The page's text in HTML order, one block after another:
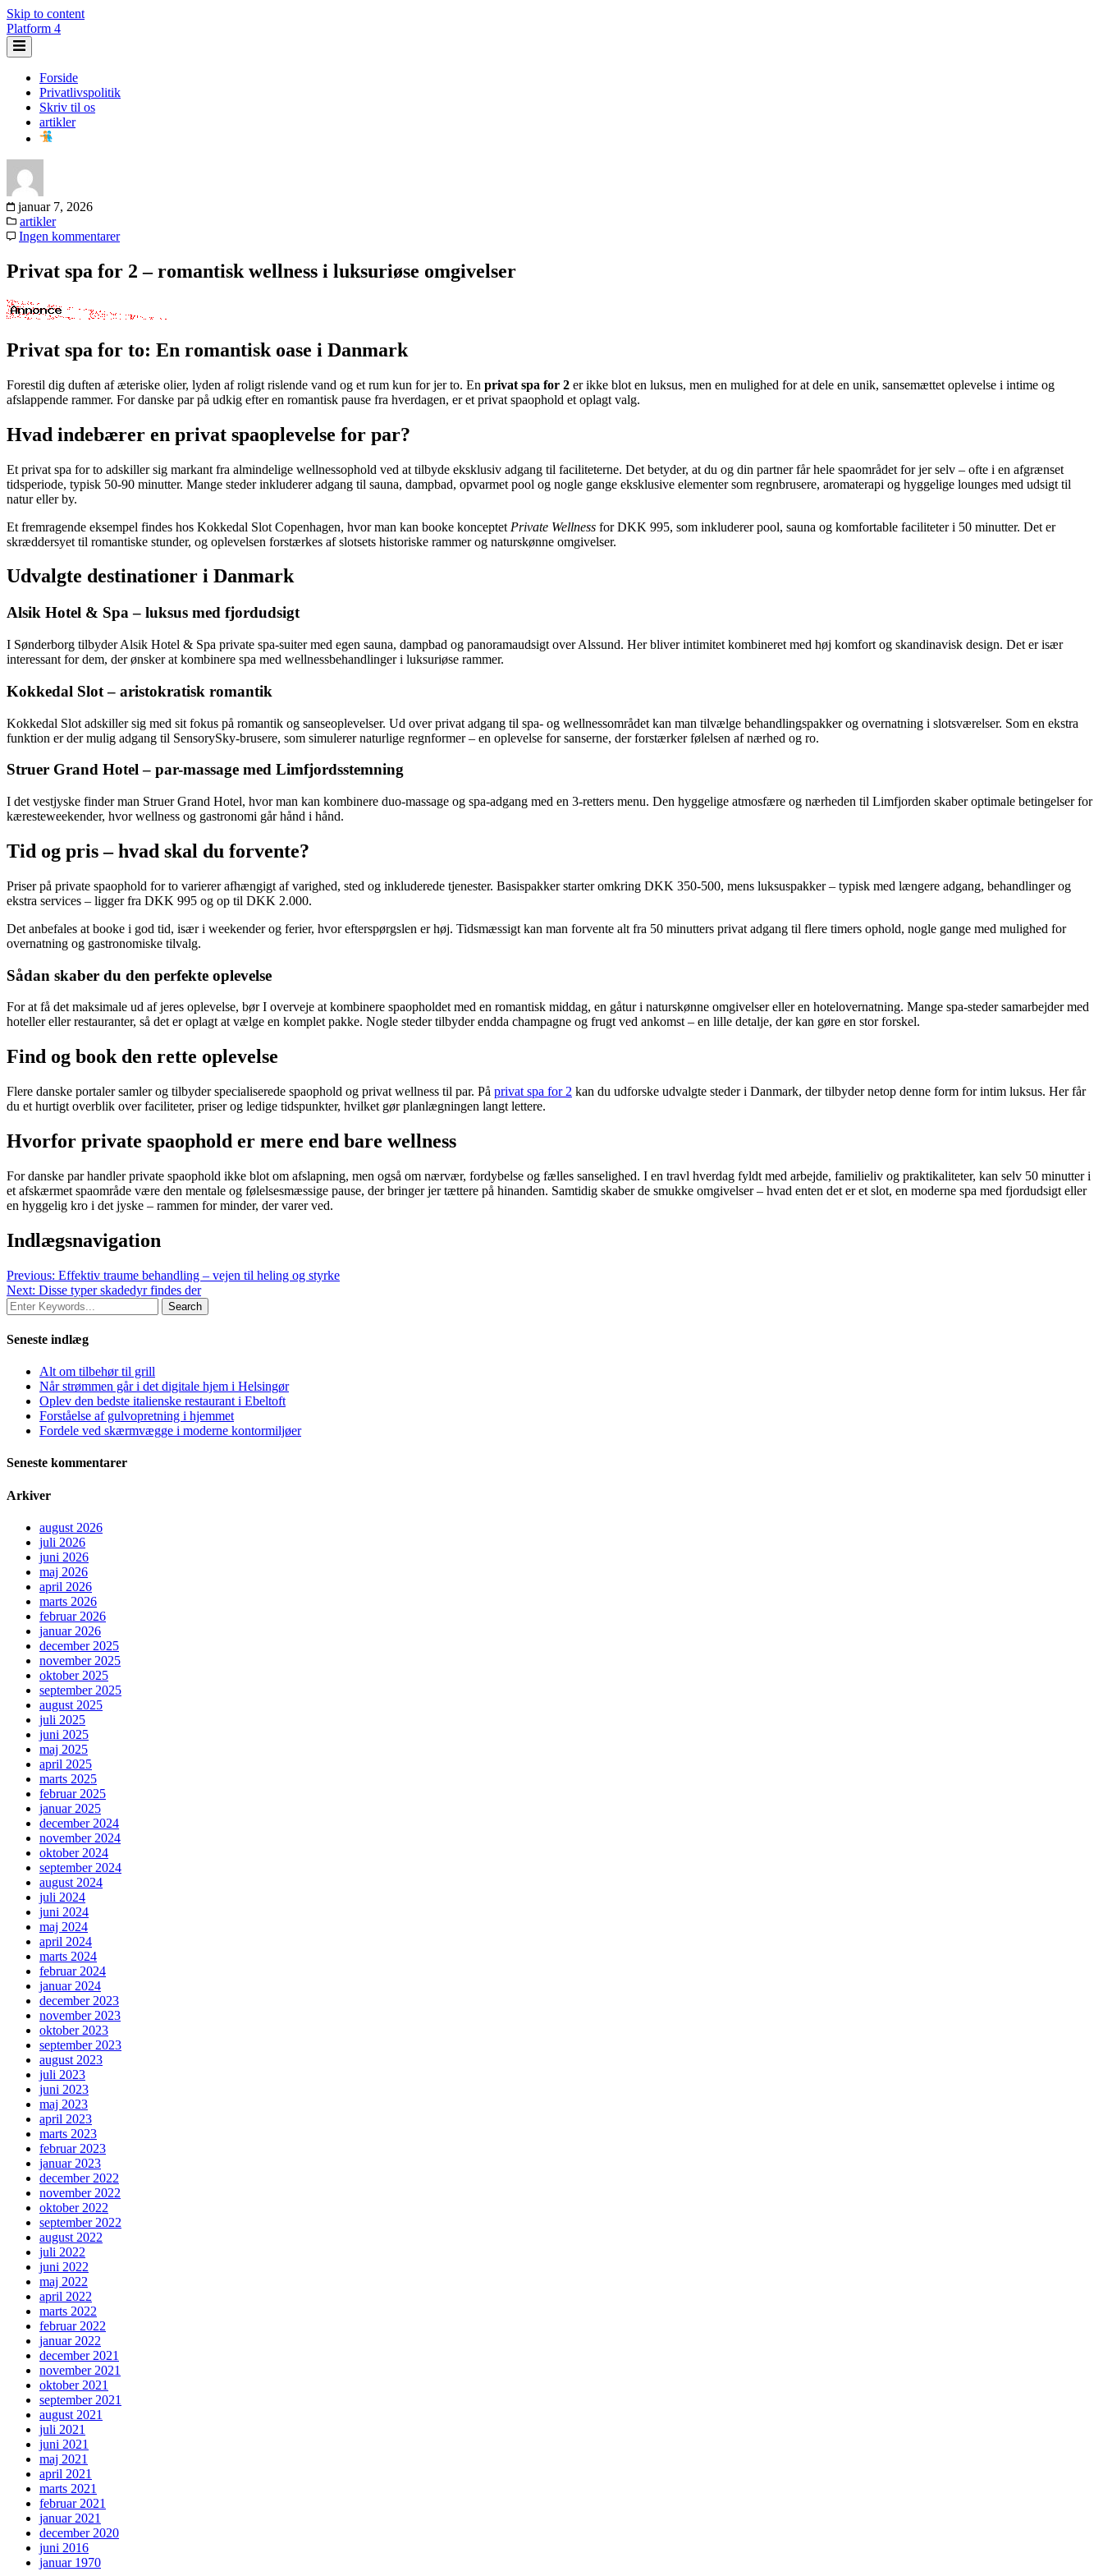
Skip to content
Platform 4
Forside
Privatlivspolitik
Skriv til os
artikler
januar 7, 2026
artikler
Ingen kommentarer
Privat spa for 2 – romantisk wellness i luksuriøse omgivelser
Privat spa for to: En romantisk oase i Danmark
Forestil dig duften af æteriske olier, lyden af roligt rislende vand og et rum kun for jer to. En privat spa for 2 er ikke blot en luksus, men en mulighed for at dele en unik, sansemættet oplevelse i intime og
afslappende rammer. For danske par på udkig efter en romantisk pause fra hverdagen, er et privat spaophold et oplagt valg.
Hvad indebærer en privat spaoplevelse for par?
Et privat spa for to adskiller sig markant fra almindelige wellnessophold ved at tilbyde eksklusiv adgang til faciliteterne. Det betyder, at du og din partner får hele spaområdet for jer selv – ofte i en afgrænset
tidsperiode, typisk 50-90 minutter. Mange steder inkluderer adgang til sauna, dampbad, opvarmet pool og nogle gange eksklusive elementer som regnbrusere, aromaterapi og hyggelige lounges med udsigt til
natur eller by.
Et fremragende eksempel findes hos Kokkedal Slot Copenhagen, hvor man kan booke konceptet Private Wellness for DKK 995, som inkluderer pool, sauna og komfortable faciliteter i 50 minutter. Det er
skræddersyet til romantiske stunder, og oplevelsen forstærkes af slotsets historiske rammer og naturskønne omgivelser.
Udvalgte destinationer i Danmark
Alsik Hotel & Spa – luksus med fjordudsigt
I Sønderborg tilbyder Alsik Hotel & Spa private spa-suiter med egen sauna, dampbad og panoramaudsigt over Alssund. Her bliver intimitet kombineret med høj komfort og skandinavisk design. Det er især
interessant for dem, der ønsker at kombinere spa med wellnessbehandlinger i luksuriøse rammer.
Kokkedal Slot – aristokratisk romantik
Kokkedal Slot adskiller sig med sit fokus på romantik og sanseoplevelser. Ud over privat adgang til spa- og wellnessområdet kan man tilvælge behandlingspakker og overnatning i slotsværelser. Som en ekstra
funktion er der mulig adgang til SensorySky-brusere, som simulerer naturlige regnformer – en oplevelse for sanserne, der forstærker følelsen af nærhed og ro.
Struer Grand Hotel – par-massage med Limfjordsstemning
I det vestjyske finder man Struer Grand Hotel, hvor man kan kombinere duo-massage og spa-adgang med en 3-retters menu. Den hyggelige atmosfære og nærheden til Limfjorden skaber optimale betingelser for
kæresteweekender, hvor wellness og gastronomi går hånd i hånd.
Tid og pris – hvad skal du forvente?
Priser på private spaophold for to varierer afhængigt af varighed, sted og inkluderede tjenester. Basispakker starter omkring DKK 350-500, mens luksuspakker – typisk med længere adgang, behandlinger og
ekstra services – ligger fra DKK 995 og op til DKK 2.000.
Det anbefales at booke i god tid, især i weekender og ferier, hvor efterspørgslen er høj. Tidsmæssigt kan man forvente alt fra 50 minutters privat adgang til flere timers ophold, nogle gange med mulighed for
overnatning og gastronomiske tilvalg.
Sådan skaber du den perfekte oplevelse
For at få det maksimale ud af jeres oplevelse, bør I overveje at kombinere spaopholdet med en romantisk middag, en gåtur i naturskønne omgivelser eller en hotelovernatning. Mange spa-steder samarbejder med
hoteller eller restauranter, så det er oplagt at vælge en komplet pakke. Nogle steder tilbyder endda champagne og frugt ved ankomst – en lille detalje, der kan gøre en stor forskel.
Find og book den rette oplevelse
Flere danske portaler samler og tilbyder specialiserede spaophold og privat wellness til par. På privat spa for 2 kan du udforske udvalgte steder i Danmark, der tilbyder netop denne form for intim luksus. Her får
du et hurtigt overblik over faciliteter, priser og ledige tidspunkter, hvilket gør planlægningen langt lettere.
Hvorfor private spaophold er mere end bare wellness
For danske par handler private spaophold ikke blot om afslapning, men også om nærvær, fordybelse og fælles sanselighed. I en travl hverdag fyldt med arbejde, familieliv og praktikaliteter, kan selv 50 minutter i
et afskærmet spaområde være den mentale og følelsesmæssige pause, der bringer jer tættere på hinanden. Samtidig skaber de smukke omgivelser – hvad enten det er et slot, en moderne spa med fjordudsigt eller
en hyggelig kro i det jyske – rammen for minder, der varer ved.
Indlægsnavigation
Previous: Effektiv traume behandling – vejen til heling og styrke
Next: Disse typer skadedyr findes der
Seneste indlæg
Alt om tilbehør til grill
Når strømmen går i det digitale hjem i Helsingør
Oplev den bedste italienske restaurant i Ebeltoft
Forståelse af gulvopretning i hjemmet
Fordele ved skærmvægge i moderne kontormiljøer
Seneste kommentarer
Arkiver
august 2026
juli 2026
juni 2026
maj 2026
april 2026
marts 2026
februar 2026
januar 2026
december 2025
november 2025
oktober 2025
september 2025
august 2025
juli 2025
juni 2025
maj 2025
april 2025
marts 2025
februar 2025
januar 2025
december 2024
november 2024
oktober 2024
september 2024
august 2024
juli 2024
juni 2024
maj 2024
april 2024
marts 2024
februar 2024
januar 2024
december 2023
november 2023
oktober 2023
september 2023
august 2023
juli 2023
juni 2023
maj 2023
april 2023
marts 2023
februar 2023
januar 2023
december 2022
november 2022
oktober 2022
september 2022
august 2022
juli 2022
juni 2022
maj 2022
april 2022
marts 2022
februar 2022
januar 2022
december 2021
november 2021
oktober 2021
september 2021
august 2021
juli 2021
juni 2021
maj 2021
april 2021
marts 2021
februar 2021
januar 2021
december 2020
juni 2016
januar 1970